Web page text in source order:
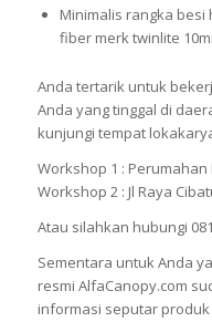
Minimalis rangka besi
fiber merk twinlite
Anda tertarik untuk
Anda yang tinggal di
kunjungi tempat
Workshop 1 : Perumahan
Workshop 2 : Jl Raya
Atau silahkan hubungi
Sementara untuk Anda
resmi AlfaCanopy.com
informasi seputar produk